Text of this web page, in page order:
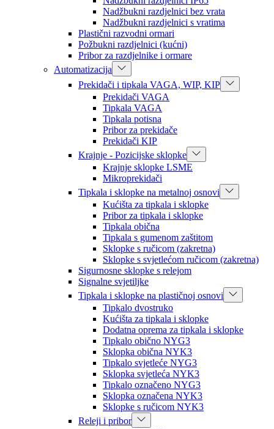
Nadžbukni razdjelnici bez vrata
Nadžbukni razdjelnici s vratima
Plastični razvodni ormari
Požbukni razdjelnici (kućni)
Pribor za razdjelnike i ormare
Automatizacija
Prekidači i tipkala VAGA, WIP, KIP
Prekidači VAGA
Tipkala VAGA
Tipkala potisna
Pribor za prekidače
Prekidači KIP
Krajnje - Pozicijske sklopke
Krajnje sklopke LSME
Mikroprekidači
Tipkala i sklopke na metalnoj osnovi
Kućišta za tipkala i sklopke
Pribor za tipkala i sklopke
Tipkala obična
Tipkala s gumenom zaštitom
Sklopke s ručicom (zakretna)
Sklopke s svjetlećom ručicom (zakretna)
Sigurnosne sklopke s relejom
Signalne svjetiljke
Tipkala i sklopke na plastičnoj osnovi
Tipkalo dvostruko
Kućišta za tipkala i sklopke
Dodatna oprema za tipkala i sklopke
Tipkalo obično NYG3
Sklopka obična NYK3
Tipkalo svjetleće NYG3
Sklopka svjetleća NYK3
Tipkalo označeno NYG3
Sklopka označena NYK3
Sklopke s ručicom NYK3
Releji i pribor